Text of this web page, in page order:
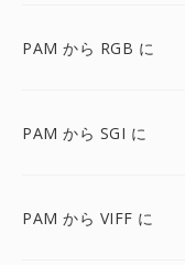
PAM から RGB に
PAM から SGI に
PAM から VIFF に